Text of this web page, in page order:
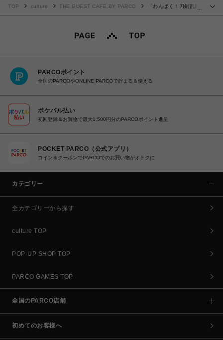
TOP culture THE GUEST CAFE BY PARCO
「わんぱく！刀剣乱舞
PARCOポイント
全国のPARCOやONLINE PARCOで貯まる＆使える
ポケパル払い
初回登録＆お買物で最大1,500円分のPARCOポイント進呈
POCKET PARCO（公式アプリ）
コイン＆クーポンでPARCOでのお買い物がオトクに
カテゴリー
全カテゴリーから探す
culture TOP
POP-UP SHOP TOP
PARCO GAMES TOP
全国のPARCO店舗
初めてのお客様へ